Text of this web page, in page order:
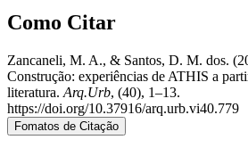
Como Citar
Zancaneli, M. A., & Santos, D. M. dos.
Construção: experiências de ATHIS a
literatura. Arq.Urb, (40), 1–13.
https://doi.org/10.37916/arq.urb.vi40.779
Fomatos de Citação